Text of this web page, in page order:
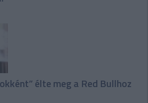
élte meg a Red Bullhoz